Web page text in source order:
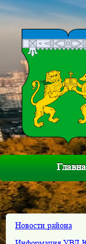
Новости района